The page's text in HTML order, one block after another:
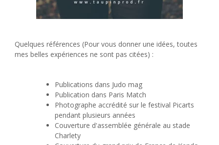
Quelques références (Pour vous donner une idées, toutes
mes belles expériences ne sont pas citées) :
Publications dans Judo mag
Publication dans Paris Match
Photographe accrédité sur le festival Picarts
pendant plusieurs années
Couverture d'assemblée générale au stade
Charlety